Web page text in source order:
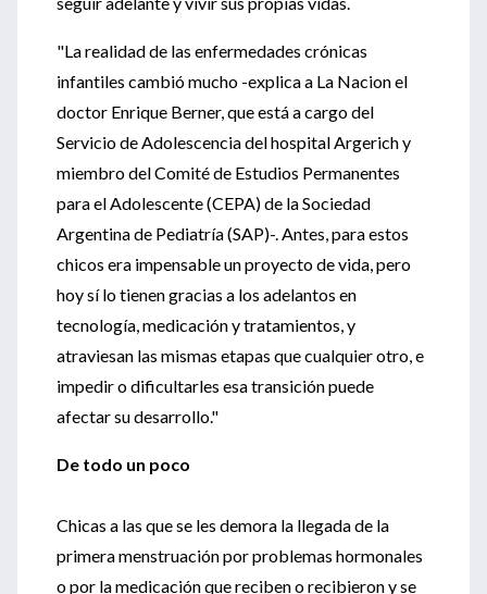
"La realidad de las enfermedades crónicas
infantiles cambió mucho -explica a La Nacion el
doctor Enrique Berner, que está a cargo del
Servicio de Adolescencia del hospital Argerich y
miembro del Comité de Estudios Permanentes
para el Adolescente (CEPA) de la Sociedad
Argentina de Pediatría (SAP)-. Antes, para estos
chicos era impensable un proyecto de vida, pero
hoy sí lo tienen gracias a los adelantos en
tecnología, medicación y tratamientos, y
atraviesan las mismas etapas que cualquier otro, e
impedir o dificultarles esa transición puede
afectar su desarrollo."
De todo un poco
Chicas a las que se les demora la llegada de la
primera menstruación por problemas hormonales
o por la medicación que reciben o recibieron y se